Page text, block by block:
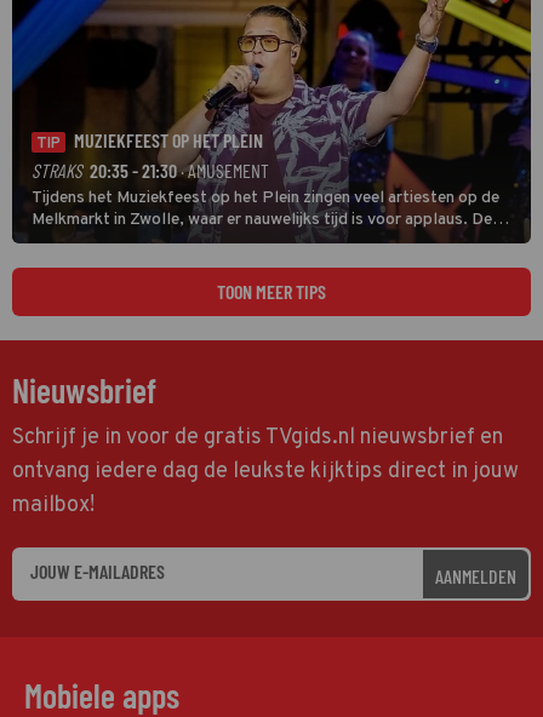
TIP
MUZIEKFEEST OP HET PLEIN
STRAKS 20:35 - 21:30· AMUSEMENT
Tijdens het Muziekfeest op het Plein zingen veel artiesten op de
Melkmarkt in Zwolle, waar er nauwelijks tijd is voor applaus. De
grootste namen zijn André Hazes, Jannes, René Froger en
natuurlijk Rutger van Barneveld met zijn hit Zwoele Zomernachten.
TOON MEER TIPS
Nieuwsbrief
Schrijf je in voor de gratis TVgids.nl nieuwsbrief en
ontvang iedere dag de leukste kijktips direct in jouw
mailbox!
AANMELDEN
Mobiele apps